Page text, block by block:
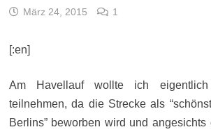
März 24, 2015 1
[:en]
Am Havellauf wollte ich
teilnehmen, da die Strecke als
Berlins” beworben wird und